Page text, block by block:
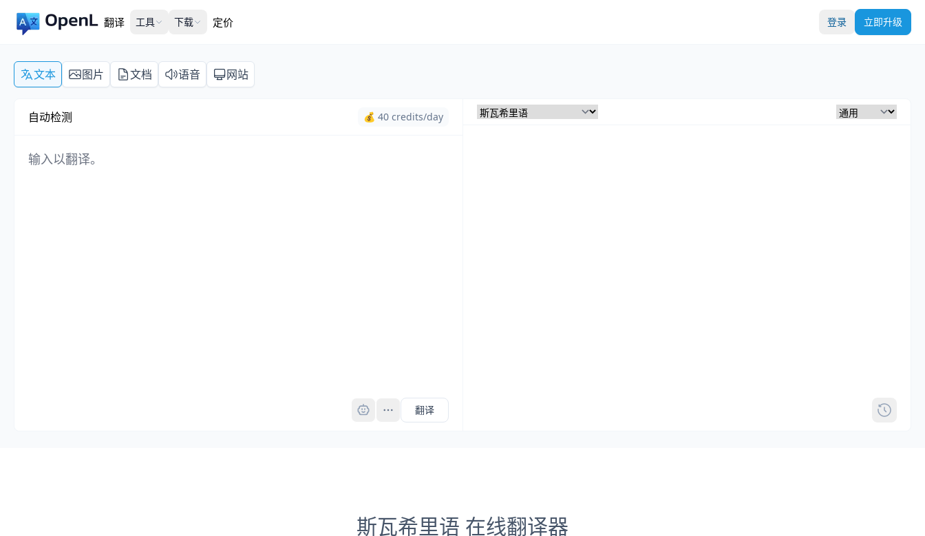
翻译 工具 下载 定价 登录 立即升级
文本 图片 文档 语音 网站
自动检测 💰 40 credits/day
翻译
斯瓦希里语 在线翻译器